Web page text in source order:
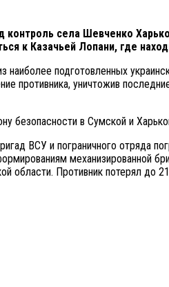
села Шевченко
к Казачьей Лопани, где
подготовленных
уничтожив
безопасности в Сумской и
ВСУ и пограничного отряда
механизированной
области. Противник потерял до